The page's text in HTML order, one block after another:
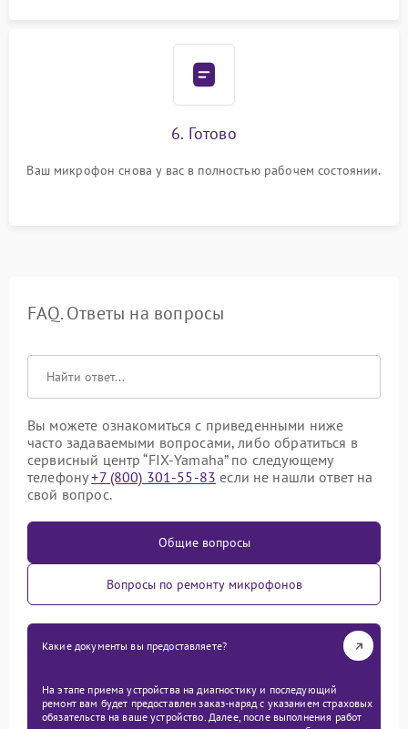
6. Готово
Ваш микрофон снова у вас в полностью рабочем состоянии.
FAQ. Ответы на вопросы
Вы можете ознакомиться с приведенными ниже
часто задаваемыми вопросами, либо обратиться в
сервисный центр “FIX-Yamaha” по следующему
телефону+7 (800) 301-55-83 если не нашли ответ на
свой вопрос.
Общие вопросы
Вопросы по ремонту микрофонов
Какие документы вы предоставляете?
На этапе приема устройства на диагностику и последующий
ремонт вам будет предоставлен заказ-наряд с указанием страховых
обязательств на ваше устройство. Далее, после выполнения работ